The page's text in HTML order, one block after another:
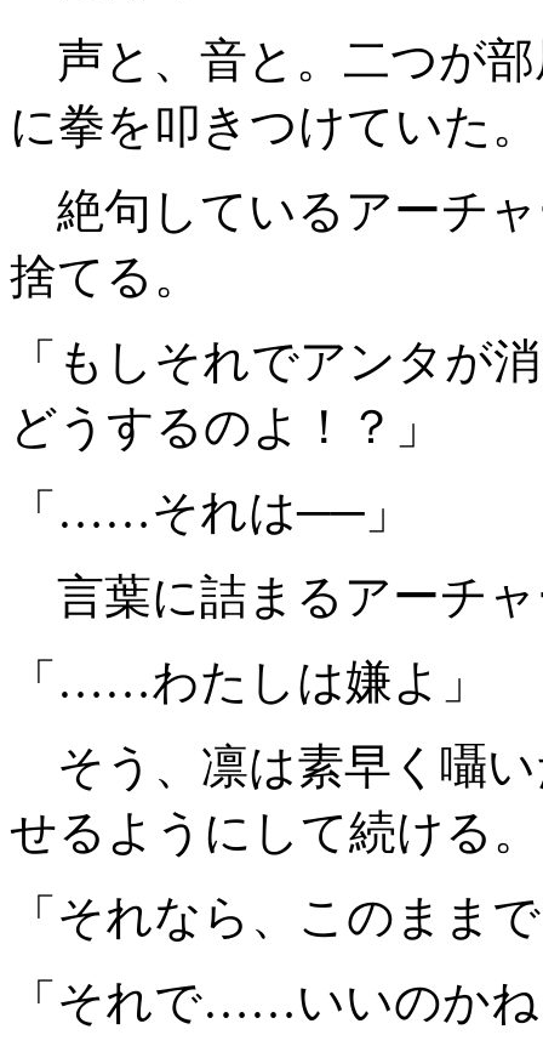
声と、音と。二つが
に拳を叩きつけていた。
絶句しているアーチ
捨てる。
「もしそれでアンタが
どうするのよ！？」
「……それは──」
言葉に詰まるアーチ
「……わたしは嫌よ」
そう、凛は素早く囁
せるようにして続ける。
「それなら、このまま
「それで……いいのか